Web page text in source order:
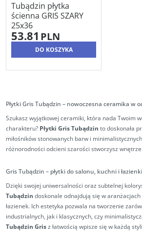
Tubądzin płytka
ścienna GRIS SZARY
25x36
53.81 PLN
DO KOSZYKA
Płytki Gris Tubądzin – nowoczesna ceramika w
Szukasz wyjątkowej ceramiki, która nada Twoim
charakteru? Płytki Gris Tubądzin to doskonała
miłośników stonowanych barw i
różnorodności odcieni szarości stworzysz
Gris Tubądzin – płytki do salonu, kuchni i łazienki
Dzięki swojej uniwersalności oraz subtelnej
Tubądzin doskonale odnajdują się w
łazienek. Ich estetyka pozwala na tworzenie
industrialnych, jak i klasycznych, czy
Tubądzin Grisz łatwością wpisze się w każdą